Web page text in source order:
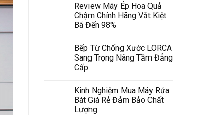
Review Máy Ép Hoa Quả
Chậm Chính Hãng Vắt Kiệt
Bã Đến 98%
Bếp Từ Chống Xước LORCA
Sang Trọng Nâng Tầm Đẳng
Cấp
Kinh Nghiệm Mua Máy Rửa
Bát Giá Rẻ Đảm Bảo Chất
Lượng